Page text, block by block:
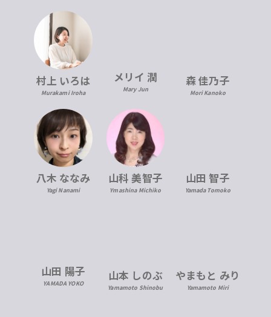
村上 いろは
Murakami Iroha
メリイ 潤
Mary Jun
森 佳乃子
Mori Kanoko
八木 ななみ
Yagi Nanami
山科 美智子
Ymashina Michiko
山田 智子
Yamada Tomoko
山田 陽子
YAMADA YOKO
山本 しのぶ
Yamamoto Shinobu
やまもと みり
Yamamoto Miri